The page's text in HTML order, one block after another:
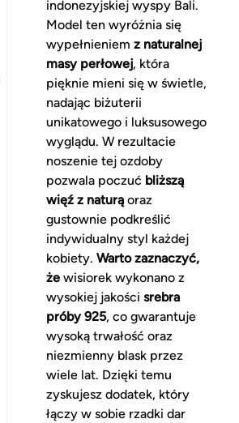
indonezyjskiej wyspy Bali.
Model ten wyróżnia się
wypełnieniem z naturalnej
masy perłowej, która
pięknie mieni się w świetle,
nadając biżuterii
unikatowego i luksusowego
wyglądu. W rezultacie
noszenie tej ozdoby
pozwala poczuć bliższą
więź z naturąoraz
gustownie podkreślić
indywidualny styl każdej
kobiety. Warto zaznaczyć,
żewisiorek wykonano z
wysokiej jakości srebra
próby 925, co gwarantuje
wysoką trwałość oraz
niezmienny blask przez
wiele lat. Dzięki temu
zyskujesz dodatek, który
łączy w sobie rzadki dar